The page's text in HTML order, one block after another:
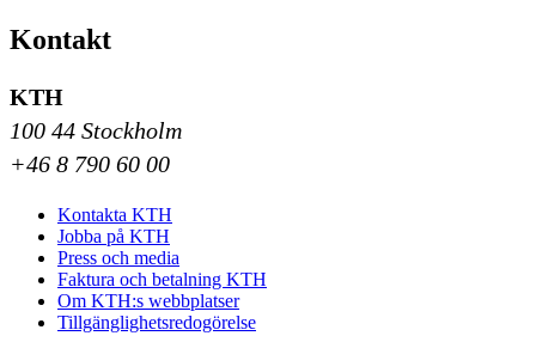
Kontakt
KTH
100 44 Stockholm
+46 8 790 60 00
Kontakta KTH
Jobba på KTH
Press och media
Faktura och betalning KTH
Om KTH:s webbplatser
Tillgänglighetsredogörelse